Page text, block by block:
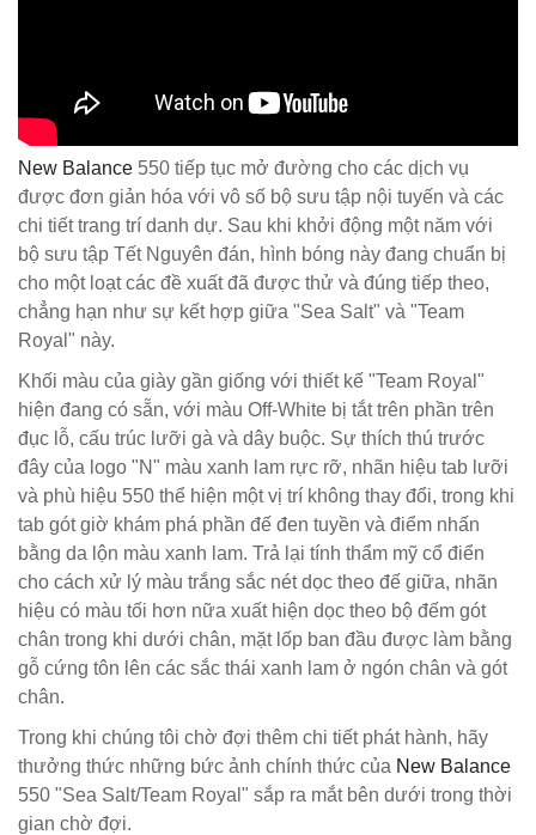
New Balance 550 tiếp tục mở đường cho các dịch vụ
được đơn giản hóa với vô số bộ sưu tập nội tuyến và các
chi tiết trang trí danh dự. Sau khi khởi động một năm với
bộ sưu tập Tết Nguyên đán, hình bóng này đang chuẩn bị
cho một loạt các đề xuất đã được thử và đúng tiếp theo,
chẳng hạn như sự kết hợp giữa "Sea Salt" và "Team
Royal" này.
Khối màu của giày gần giống với thiết kế "Team Royal"
hiện đang có sẵn, với màu Off-White bị tắt trên phần trên
đục lỗ, cấu trúc lưỡi gà và dây buộc. Sự thích thú trước
đây của logo "N" màu xanh lam rực rỡ, nhãn hiệu tab lưỡi
và phù hiệu 550 thể hiện một vị trí không thay đổi, trong khi
tab gót giờ khám phá phần đế đen tuyền và điểm nhấn
bằng da lộn màu xanh lam. Trả lại tính thẩm mỹ cổ điển
cho cách xử lý màu trắng sắc nét dọc theo đế giữa, nhãn
hiệu có màu tối hơn nữa xuất hiện dọc theo bộ đếm gót
chân trong khi dưới chân, mặt lốp ban đầu được làm bằng
gỗ cứng tôn lên các sắc thái xanh lam ở ngón chân và gót
chân.
Trong khi chúng tôi chờ đợi thêm chi tiết phát hành, hãy
thưởng thức những bức ảnh chính thức của New Balance
550 "Sea Salt/Team Royal" sắp ra mắt bên dưới trong thời
gian chờ đợi.